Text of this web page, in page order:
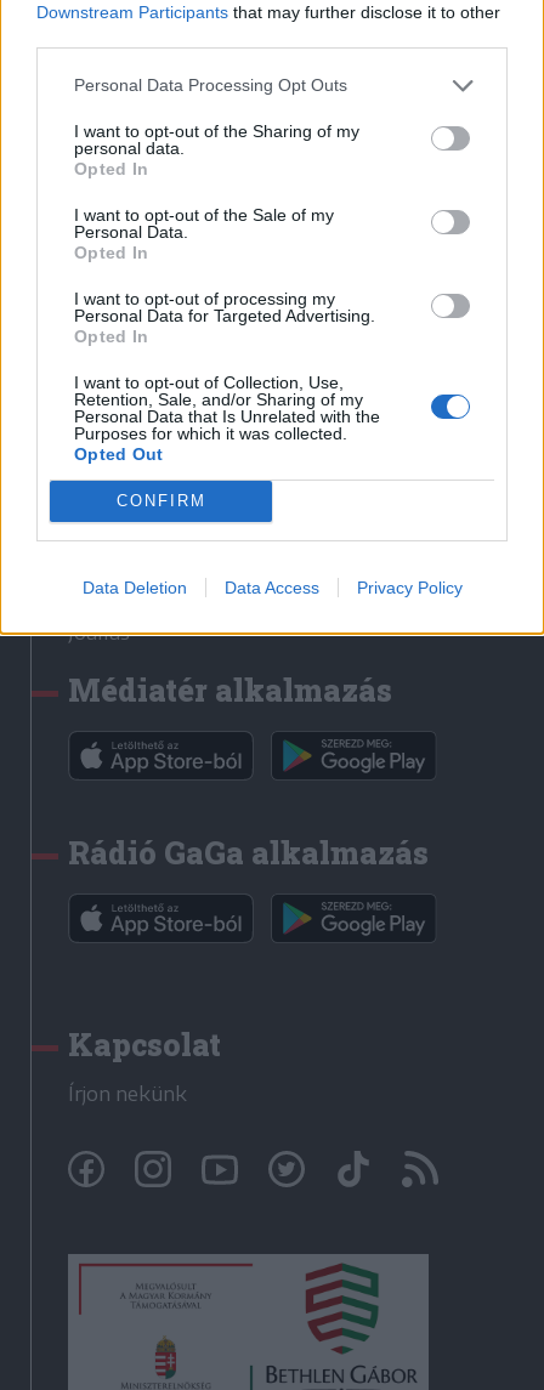
Downstream Participants that may further disclose it to other
Personal Data Processing Opt Outs
I want to opt-out of the Sharing of my
personal data.
Opted In
I want to opt-out of the Sale of my
Personal Data.
Opted In
I want to opt-out of processing my
Personal Data for Targeted Advertising.
Opted In
I want to opt-out of Collection, Use,
Retention, Sale, and/or Sharing of my
Personal Data that Is Unrelated with the
Purposes for which it was collected.
Opted Out
CONFIRM
Data Deletion Data Access Privacy Policy
Hozzászólási szabályzat
Nyomtatott lapjaink archívuma
Székely Hírmondó archívuma
Sütibeállítások
Médiatér
Liget
Krónika
Bihari Napló
Erdélyi Napló
Főtér
Rádió GaGa
Jóállás
Médiatér alkalmazás
Rádió GaGa alkalmazás
Kapcsolat
Írjon nekünk